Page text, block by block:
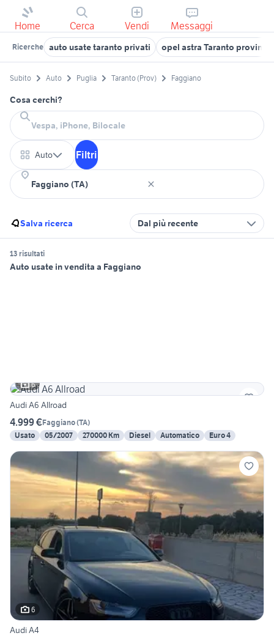
Home Cerca Vendi Messaggi
Ricerche auto usate taranto privati opel astra Taranto provincia
Subito Auto Puglia Taranto (Prov) Faggiano
Cosa cerchi?
Auto Filtri
Salva ricerca Dal più recente
13 risultati
Auto usate in vendita a Faggiano
6
Audi A6 Allroad
4.999 €Faggiano(TA)
Usato
05/2007 270000 Km Diesel Automatico Euro 4
6
Audi A4